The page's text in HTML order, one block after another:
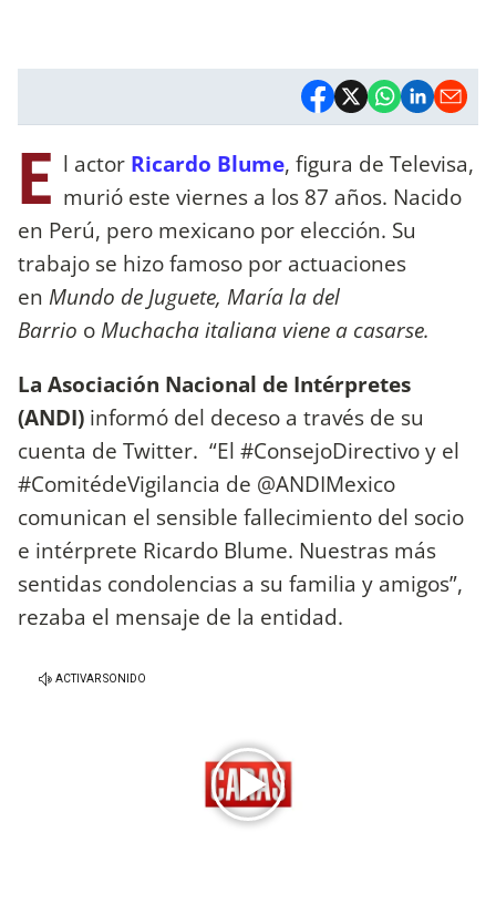
E l actor Ricardo Blume, figura de Televisa,
murió este viernes a los 87 años. Nacido
en Perú, pero mexicano por elección. Su
trabajo se hizo famoso por actuaciones
en Mundo de Juguete, María la del
Barrio oMuchacha italiana viene a casarse.
La Asociación Nacional de Intérpretes
(ANDI) informó del deceso a través de su
cuenta de Twitter. “El #ConsejoDirectivo y el
#ComitédeVigilancia de @ANDIMexico
comunican el sensible fallecimiento del socio
e intérprete Ricardo Blume. Nuestras más
sentidas condolencias a su familia y amigos”,
rezaba el mensaje de la entidad.